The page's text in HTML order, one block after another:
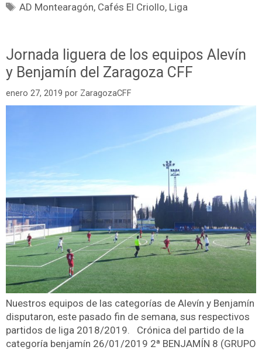
AD Montearagón, Cafés El Criollo, Liga
Jornada liguera de los equipos Alevín
y Benjamín del Zaragoza CFF
enero 27, 2019 por ZaragozaCFF
Nuestros equipos de las categorías de Alevín y Benjamín
disputaron, este pasado fin de semana, sus respectivos
partidos de liga 2018/2019. Crónica del partido de la
categoría benjamín 26/01/2019 2ª BENJAMÍN 8 (GRUPO